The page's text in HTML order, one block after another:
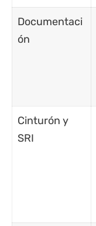
Documentaci
ón
Cinturón y
SRI